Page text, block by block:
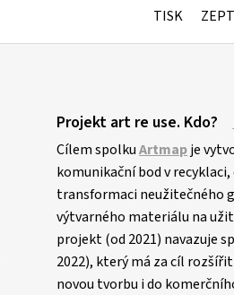
TISK
Projekt art re use. Kdo?
Cílem spolkuArtmapje
komunikační bod v
transformaci neužitečného
výtvarného materiálu na
projekt (od 2021) navazuje
2022), který má za cíl
novou tvorbu i do